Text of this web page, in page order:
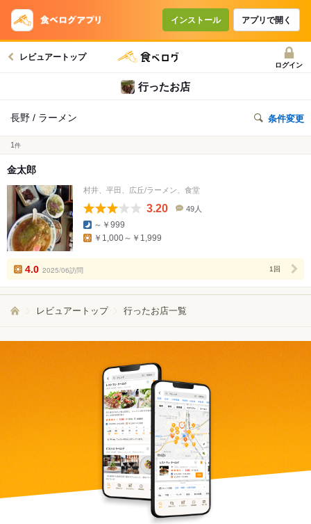
インストール アプリで開く
レビュアートップ
ログイン
行ったお店
長野 / ラーメン 条件変更
1 件
金太郎
村井、平田、広丘/ラーメン、食堂
3.20
数
49人
～￥999
￥1,000～￥1,999
4.0 2025/06訪問 1回
レビュアートップ 行ったお店一覧